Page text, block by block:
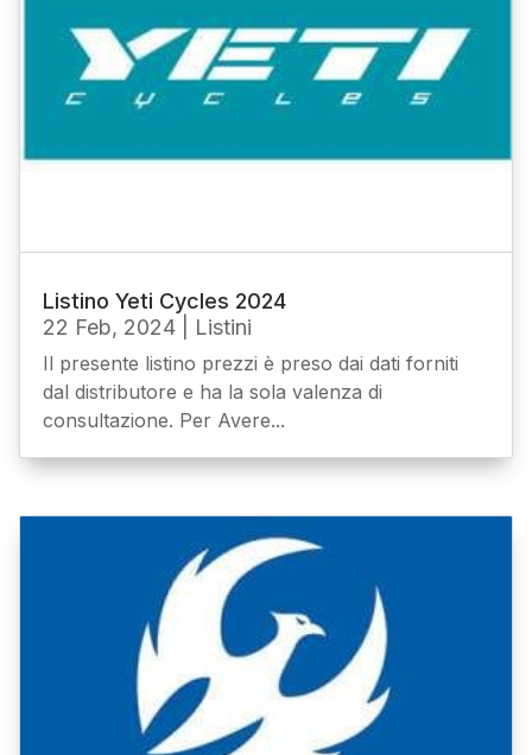
Listino Yeti Cycles 2024
22 Feb, 2024
Listini
Il presente listino prezzi è preso dai dati forniti
dal distributore e ha la sola valenza di
consultazione. Per Avere...